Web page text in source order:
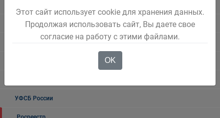
Налоговая инспекция информирует
Прокуратура информирует
УФСБ России
Этот сайт использует cookie для хранения данных.
Продолжая использовать сайт, Вы даете свое
согласие на работу с этими файлами.
OK